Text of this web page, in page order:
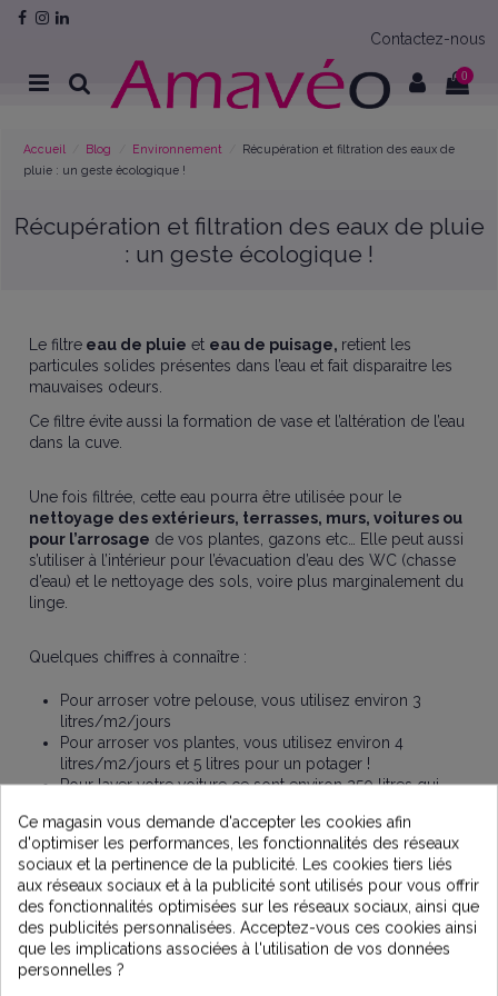
Contactez-nous
0
Accueil Blog Environnement
Récupération et filtration des eaux de
pluie : un geste écologique !
Récupération et filtration des eaux de pluie
: un geste écologique !
Le filtre eau de pluie et eau de puisage, retient les
particules solides présentes dans l’eau et fait disparaitre les
mauvaises odeurs.
Ce filtre évite aussi la formation de vase et l’altération de l’eau
dans la cuve.
Une fois filtrée, cette eau pourra être utilisée pour le
nettoyage des extérieurs, terrasses, murs, voitures ou
pour l’arrosage de vos plantes, gazons etc… Elle peut aussi
s’utiliser à l’intérieur pour l’évacuation d’eau des WC (chasse
d’eau) et le nettoyage des sols, voire plus marginalement du
linge.
Quelques chiffres à connaître :
Pour arroser votre pelouse, vous utilisez environ 3
litres/m2/jours
Pour arroser vos plantes, vous utilisez environ 4
litres/m2/jours et 5 litres pour un potager !
Pour laver votre voiture ce sont environ 250 litres qui
Ainsi vous réalisez une économie tout en ayant un
comportement éco-responsable. Magnifique non ?
En plus, sachez que l’eau de pluie détient aussi l’avantage
d’être non-calcairepour ceux qui souhaiteraient pousser
son utilisation jusqu’à son lave-linge !
Enfin, sachez qu’un crédit d’impôt peut vous êtes accordé
Ce magasin vous demande d'accepter les cookies afin
d'optimiser les performances, les fonctionnalités des réseaux
sociaux et la pertinence de la publicité. Les cookies tiers liés
aux réseaux sociaux et à la publicité sont utilisés pour vous offrir
des fonctionnalités optimisées sur les réseaux sociaux, ainsi que
des publicités personnalisées. Acceptez-vous ces cookies ainsi
que les implications associées à l'utilisation de vos données
personnelles ?